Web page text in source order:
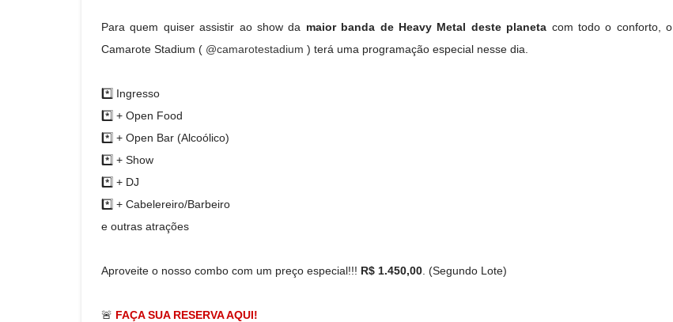
Para quem quiser assistir ao show da maior banda de Heavy Metal deste planeta com todo o conforto, o
Camarote Stadium ( @camarotestadium ) terá uma programação especial nesse dia.
*️⃣ Ingresso
*️⃣ + Open Food
*️⃣ + Open Bar (Alcoólico)
*️⃣ + Show
*️⃣ + DJ
*️⃣ + Cabelereiro/Barbeiro
e outras atrações
Aproveite o nosso combo com um preço especial!!! R$ 1.450,00 . (Segundo Lote)
🚨 FAÇA SUA RESERVA AQUI!